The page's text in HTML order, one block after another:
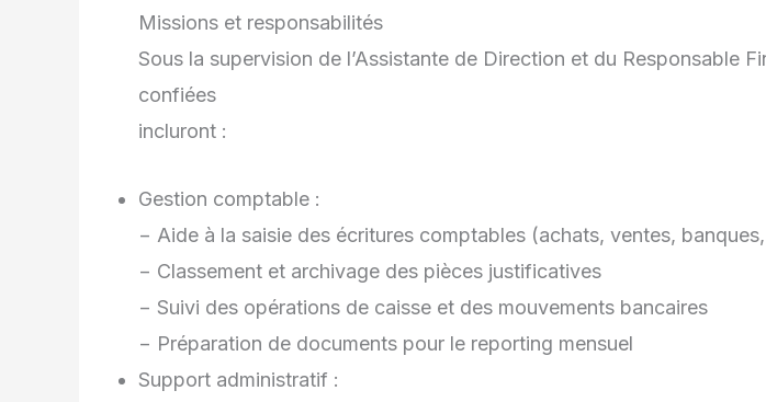
Missions et responsabilités
Sous la supervision de l’Assistante de Direction et du Responsable
confiées
incluront :
Gestion comptable :
− Aide à la saisie des écritures comptables (achats, ventes,
− Classement et archivage des pièces justificatives
− Suivi des opérations de caisse et des mouvements bancaires
− Préparation de documents pour le reporting mensuel
Support administratif :